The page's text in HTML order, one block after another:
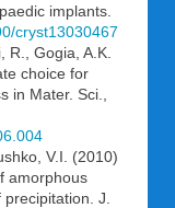
implants.
cryst13030467
R., Gogia, A.K.
choice for
in Mater. Sci.,
V.I. (2010)
amorphous
J.